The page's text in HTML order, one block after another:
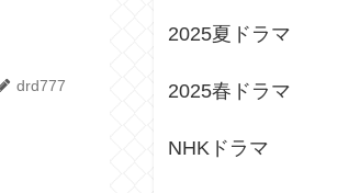
drd777
2025夏ドラマ
2025春ドラマ
NHKドラマ